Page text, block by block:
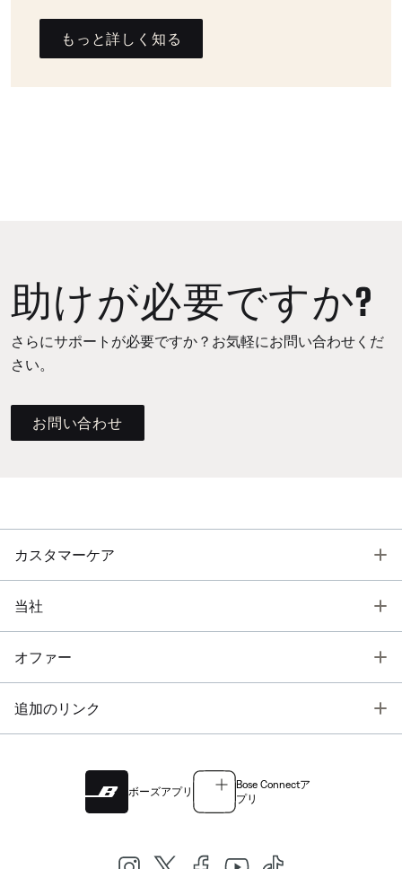
もっと詳しく知る
助けが必要ですか?
さらにサポートが必要ですか？お気軽にお問い合わせくだ
さい。
お問い合わせ
カスタマーケア
当社
オファー
追加のリンク
ボーズアプリ
Bose Connectア
プリ